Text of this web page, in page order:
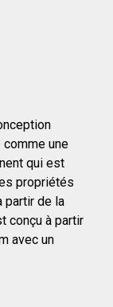
une
qui est
propriétés
partir de la
conçu à partir
avec un